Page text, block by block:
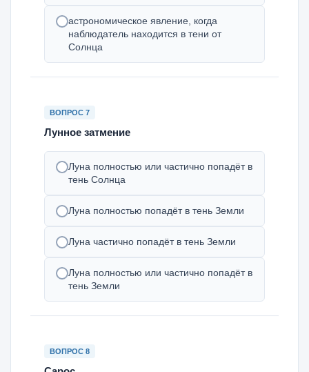
астрономическое явление, когда
наблюдатель находится в тени от
Солнца
ВОПРОС 7
Лунное затмение
Луна полностью или частично попадёт в
тень Солнца
Луна полностью попадёт в тень Земли
Луна частично попадёт в тень Земли
Луна полностью или частично попадёт в
тень Земли
ВОПРОС 8